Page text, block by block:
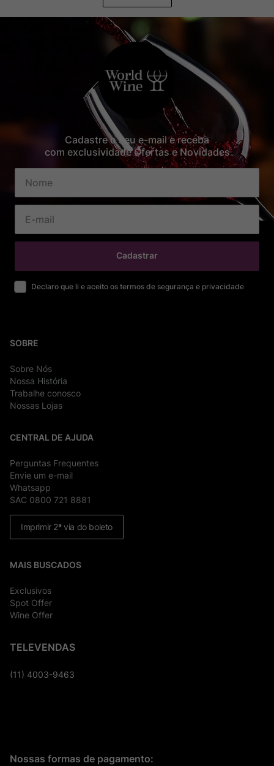
Cadastre o seu e-mail e receba
com exclusividade Ofertas e Novidades
Cadastrar
Declaro que li e aceito os termos de segurança e privacidade
SOBRE
Sobre Nós
Nossa História
Trabalhe conosco
Nossas Lojas
CENTRAL DE AJUDA
Perguntas Frequentes
Envie um e-mail
Whatsapp
SAC 0800 721 8881
Imprimir 2ª via do boleto
MAIS BUSCADOS
Exclusivos
Spot Offer
Wine Offer
TELEVENDAS
(11) 4003-9463
Nossas formas de pagamento: